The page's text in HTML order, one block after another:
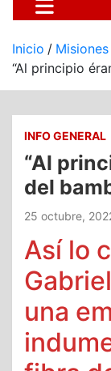
Inicio
Misiones
“Al principio
INFO GENERAL
“Al
del
25 octubre,
Así lo
una